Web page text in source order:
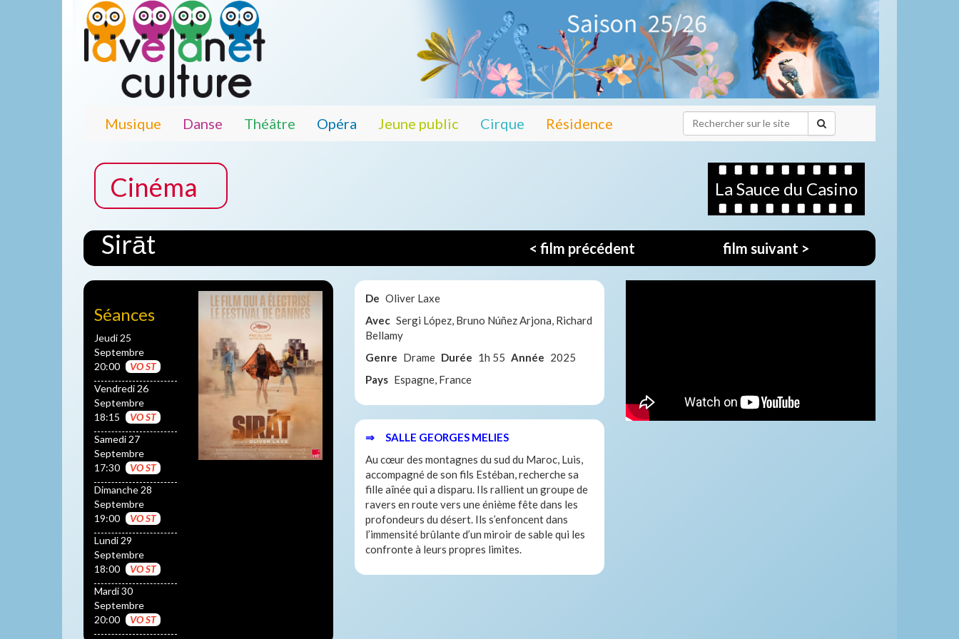
Musique Danse Théâtre Opéra Jeune public Cirque Résidence
Cinéma La Sauce du Casino
Sirāt < film précédent film suivant >
Séances
Jeudi 25
Septembre
20:00
VO ST
Vendredi 26
Septembre
18:15
VO ST
Samedi 27
Septembre
17:30
VO ST
Dimanche 28
Septembre
19:00
VO ST
Lundi 29
Septembre
18:00
VO ST
Mardi 30
Septembre
20:00
VO ST
De Oliver Laxe
Avec Sergi López, Bruno Núñez Arjona, Richard
Bellamy
Genre Drame Durée 1h 55 Année 2025
Pays Espagne, France
⇒ SALLE GEORGES MELIES
Au cœur des montagnes du sud du Maroc, Luis,
accompagné de son fils Estéban, recherche sa
fille aînée qui a disparu. Ils rallient un groupe de
ravers en route vers une énième fête dans les
profondeurs du désert. Ils s’enfoncent dans
l’immensité brûlante d’un miroir de sable qui les
confronte à leurs propres limites.